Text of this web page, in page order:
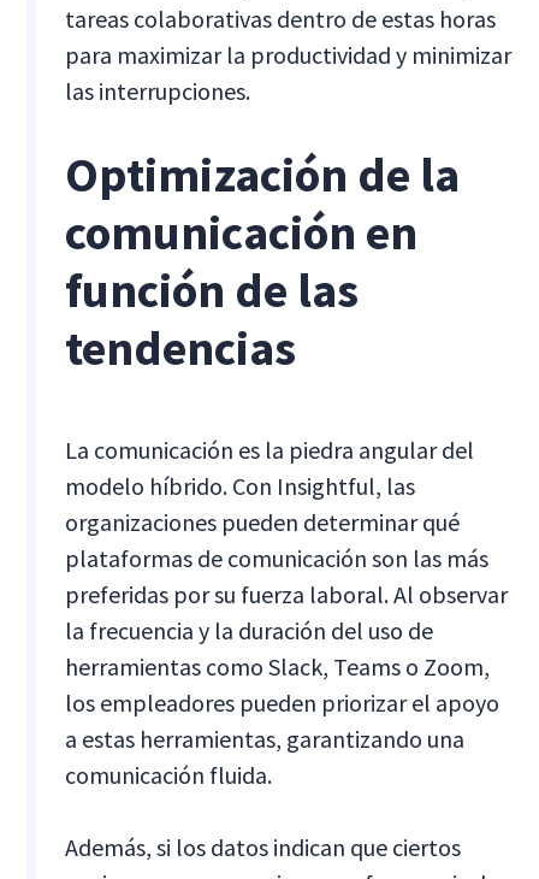
tareas colaborativas dentro de estas horas
para maximizar la productividad y minimizar
las interrupciones.
Optimización de la
comunicación en
función de las
tendencias
La comunicación es la piedra angular del
modelo híbrido. Con Insightful, las
organizaciones pueden determinar qué
plataformas de comunicación son las más
preferidas por su fuerza laboral. Al observar
la frecuencia y la duración del uso de
herramientas como Slack, Teams o Zoom,
los empleadores pueden priorizar el apoyo
a estas herramientas, garantizando una
comunicación fluida.
Además, si los datos indican que ciertos